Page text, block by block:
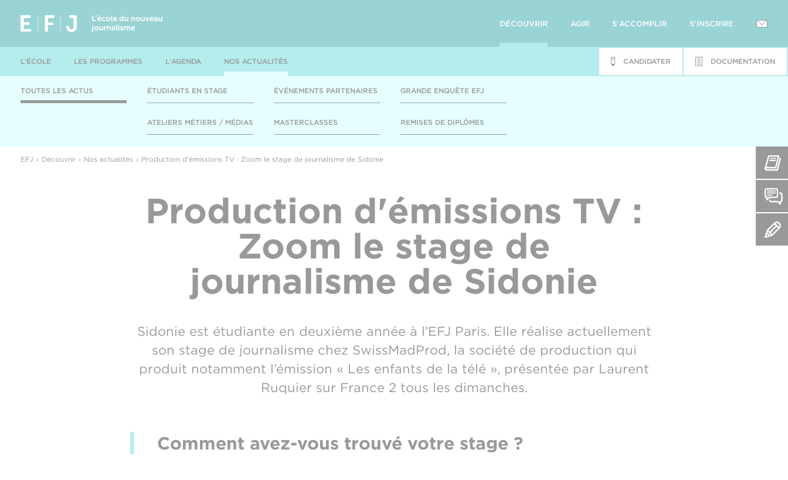
DÉCOUVRIR AGIR S'ACCOMPLIR S'INSCRIRE
L'ÉCOLE LES PROGRAMMES L'AGENDA NOS ACTUALITÉS DOCUMENTATION
CANDIDATER
TOUTES LES ACTUS ÉTUDIANTS EN STAGE
ATELIERS MÉTIERS / MÉDIAS
ÉVÉNEMENTS PARTENAIRES
MASTERCLASSES
GRANDE ENQUÊTE EFJ
REMISES DE DIPLÔMES
EFJ Découvrir Nos actualités Production d'émissions TV : Zoom le stage de journalisme de Sidonie
Production d'émissions TV :
Zoom le stage de
journalisme de Sidonie
Sidonie est étudiante en deuxième année à l’EFJ Paris. Elle réalise actuellement
son stage de journalisme chez SwissMadProd, la société de production qui
produit notamment l’émission « Les enfants de la télé », présentée par Laurent
Ruquier sur France 2 tous les dimanches.
Comment avez-vous trouvé votre stage ?